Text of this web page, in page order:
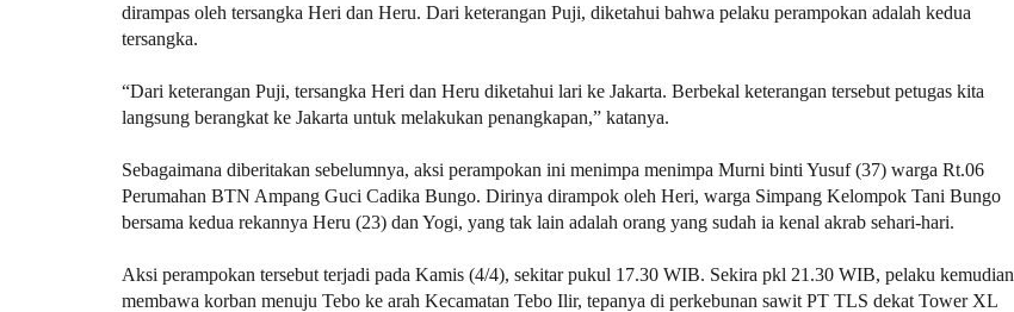
dirampas oleh tersangka Heri dan Heru. Dari keterangan Puji, diketahui bahwa pelaku perampokan adalah kedua
tersangka.
“Dari keterangan Puji, tersangka Heri dan Heru diketahui lari ke Jakarta. Berbekal keterangan tersebut petugas kita
langsung berangkat ke Jakarta untuk melakukan penangkapan,” katanya.
Sebagaimana diberitakan sebelumnya, aksi perampokan ini menimpa menimpa Murni binti Yusuf (37) warga Rt.06
Perumahan BTN Ampang Guci Cadika Bungo. Dirinya dirampok oleh Heri, warga Simpang Kelompok Tani Bungo
bersama kedua rekannya Heru (23) dan Yogi, yang tak lain adalah orang yang sudah ia kenal akrab sehari-hari.
Aksi perampokan tersebut terjadi pada Kamis (4/4), sekitar pukul 17.30 WIB. Sekira pkl 21.30 WIB, pelaku kemudian
membawa korban menuju Tebo ke arah Kecamatan Tebo Ilir, tepanya di perkebunan sawit PT TLS dekat Tower XL